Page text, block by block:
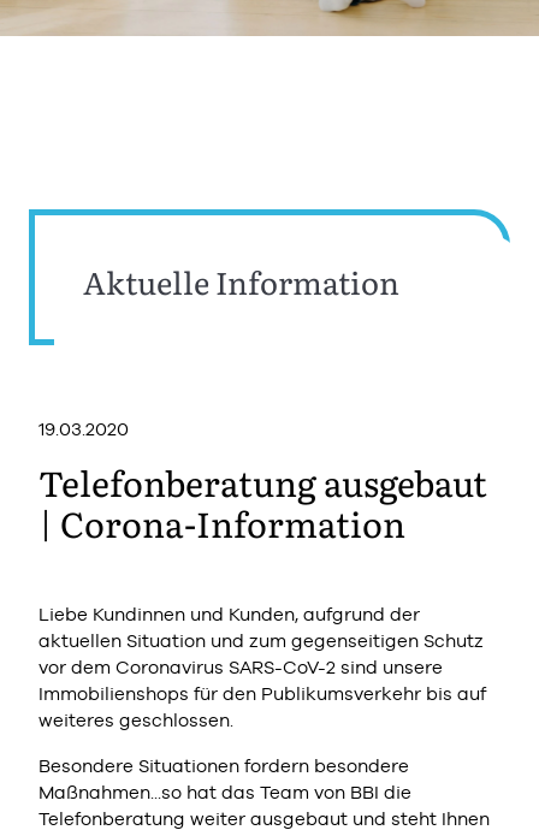
Aktuelle Information
19.03.2020
Telefonberatung ausgebaut
| Corona-Information
Liebe Kundinnen und Kunden, aufgrund der
aktuellen Situation und zum gegenseitigen Schutz
vor dem Coronavirus SARS-CoV-2 sind unsere
Immobilienshops für den Publikumsverkehr bis auf
weiteres geschlossen.
Besondere Situationen fordern besondere
Maßnahmen...so hat das Team von BBI die
Telefonberatung weiter ausgebaut und steht Ihnen